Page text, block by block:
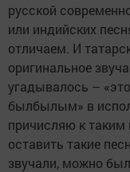
русской
или индийских
отличаем. И
оригинальное
угадывалось –
былбылым» в
причисляю к таким
оставить такие
звучали, можно